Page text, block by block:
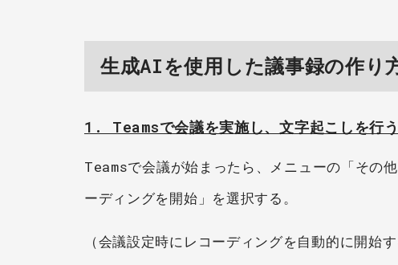
生成AIを使用した議事録の作り
1. Teamsで会議を実施し、文字起こしを行う
Teamsで会議が始まったら、メニューの「その
ーディングを開始」を選択する。
（会議設定時にレコーディングを自動的に開始